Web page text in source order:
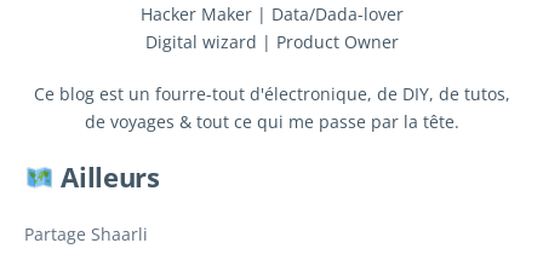
Hacker Maker | Data/Dada-lover
Digital wizard | Product Owner
Ce blog est un fourre-tout d'électronique, de DIY, de tutos,
de voyages & tout ce qui me passe par la tête.
Ailleurs
Partage Shaarli